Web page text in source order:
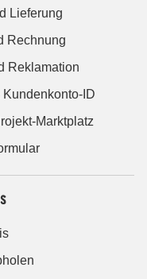
Lieferung
Rechnung
Reklamation
ID
Marktplatz